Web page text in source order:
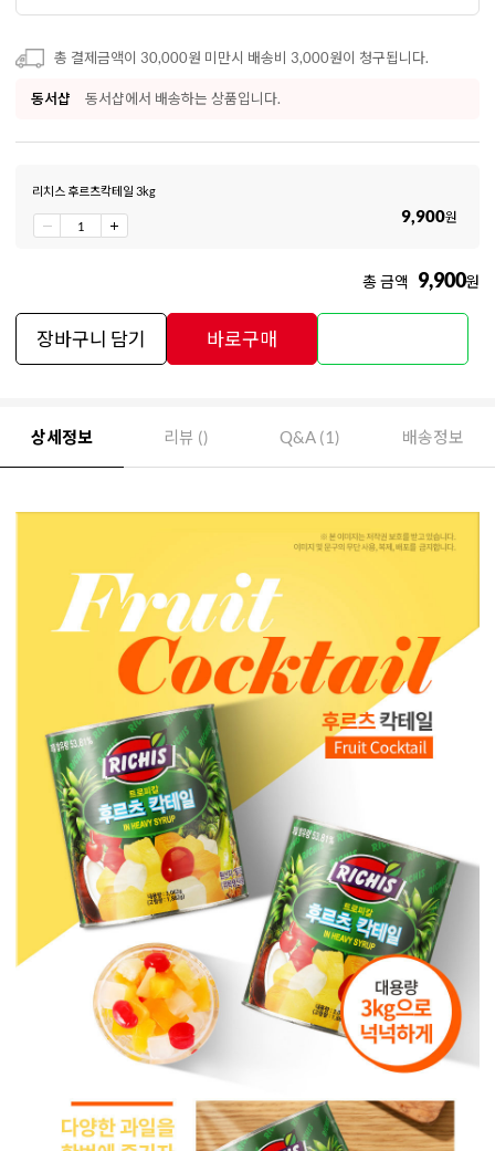
총 결제금액이 30,000원 미만시 배송비 3,000원이 청구됩니다.
동서샵 동서샵에서 배송하는 상품입니다.
리치스 후르츠칵테일 3kg
9,900원
총 금액 9,900원
장바구니 담기 바로구매
상세정보 리뷰 () Q&A (1) 배송정보